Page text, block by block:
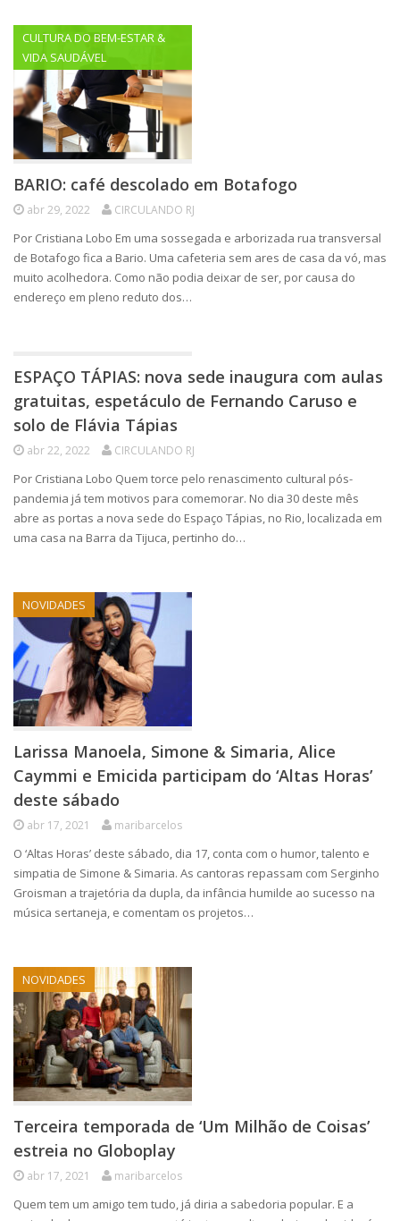
CULTURA DO BEM-ESTAR &
VIDA SAUDÁVEL
BARIO: café descolado em Botafogo
abr 29, 2022 CIRCULANDO RJ
Por Cristiana Lobo Em uma sossegada e arborizada rua transversal
de Botafogo fica a Bario. Uma cafeteria sem ares de casa da vó, mas
muito acolhedora. Como não podia deixar de ser, por causa do
endereço em pleno reduto dos…
ATUANDO - ARTES CÊNICAS &
MUSICAIS
ESPAÇO TÁPIAS: nova sede inaugura com aulas
gratuitas, espetáculo de Fernando Caruso e
solo de Flávia Tápias
abr 22, 2022 CIRCULANDO RJ
Por Cristiana Lobo Quem torce pelo renascimento cultural pós-
pandemia já tem motivos para comemorar. No dia 30 deste mês
abre as portas a nova sede do Espaço Tápias, no Rio, localizada em
uma casa na Barra da Tijuca, pertinho do…
NOVIDADES
Larissa Manoela, Simone & Simaria, Alice
Caymmi e Emicida participam do ‘Altas Horas’
deste sábado
abr 17, 2021 maribarcelos
O ‘Altas Horas’ deste sábado, dia 17, conta com o humor, talento e
simpatia de Simone & Simaria. As cantoras repassam com Serginho
Groisman a trajetória da dupla, da infância humilde ao sucesso na
música sertaneja, e comentam os projetos…
NOVIDADES
Terceira temporada de ‘Um Milhão de Coisas’
estreia no Globoplay
abr 17, 2021 maribarcelos
Quem tem um amigo tem tudo, já diria a sabedoria popular. E a